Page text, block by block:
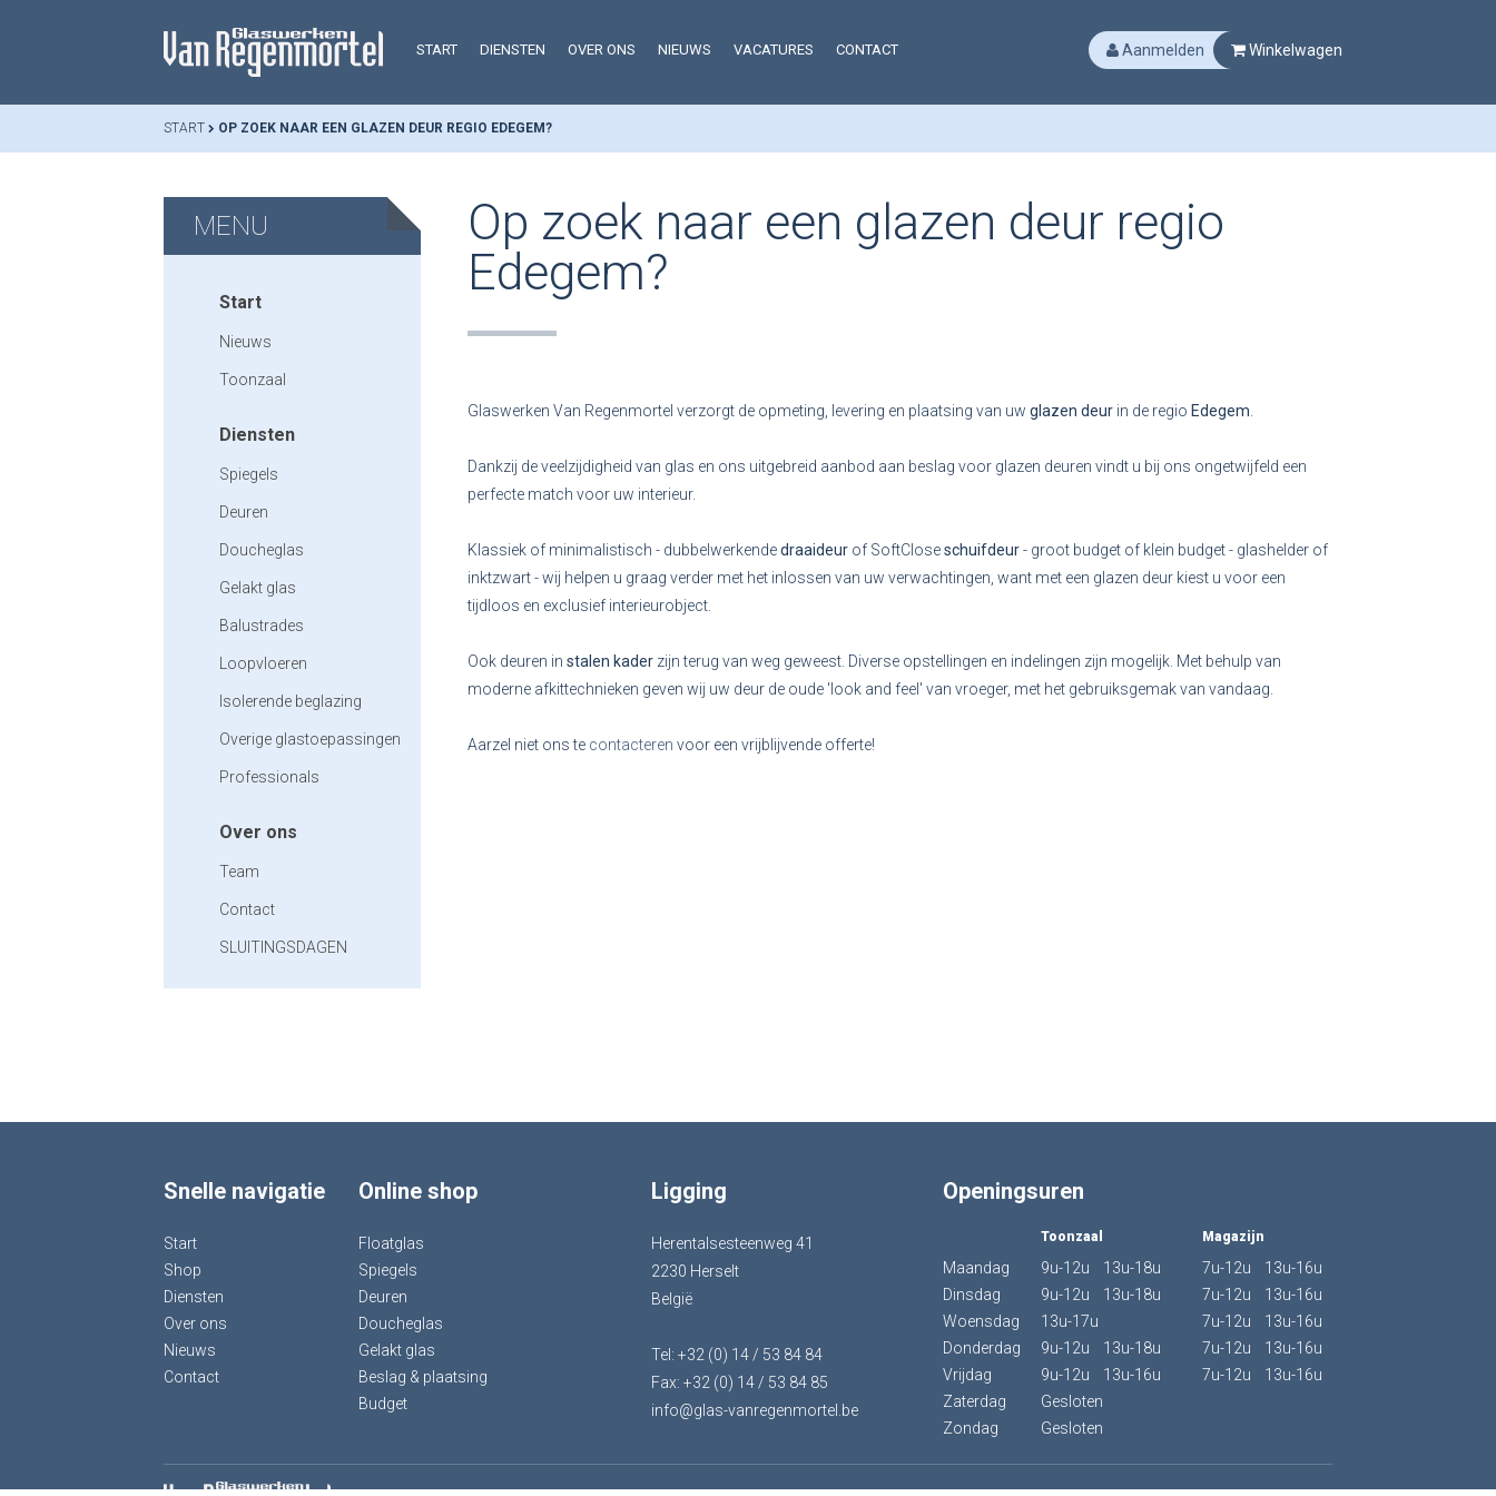
START DIENSTEN OVER ONS NIEUWS VACATURES CONTACT Aanmelden Winkelwagen
START OP ZOEK NAAR EEN GLAZEN DEUR REGIO EDEGEM?
MENU
Start
Nieuws
Toonzaal
Diensten
Spiegels
Deuren
Doucheglas
Gelakt glas
Balustrades
Loopvloeren
Isolerende beglazing
Overige glastoepassingen
Professionals
Over ons
Team
Contact
SLUITINGSDAGEN
Op zoek naar een glazen deur regio
Edegem?
Glaswerken Van Regenmortel verzorgt de opmeting, levering en plaatsing van uw glazen deur in de regio Edegem.
Dankzij de veelzijdigheid van glas en ons uitgebreid aanbod aan beslag voor glazen deuren vindt u bij ons ongetwijfeld een
perfecte match voor uw interieur.
Klassiek of minimalistisch - dubbelwerkendedraaideur of SoftCloseschuifdeur- groot budget of klein budget - glashelder of
inktzwart - wij helpen u graag verder met het inlossen van uw verwachtingen, want met een glazen deur kiest u voor een
tijdloos en exclusief interieurobject.
Ook deuren in stalen kader zijn terug van weg geweest. Diverse opstellingen en indelingen zijn mogelijk. Met behulp van
moderne afkittechnieken geven wij uw deur de oude 'look and feel' van vroeger, met het gebruiksgemak van vandaag.
Aarzel niet ons te contacteren voor een vrijblijvende offerte!
Snelle navigatie
Start
Shop
Diensten
Over ons
Nieuws
Contact
Online shop
Floatglas
Spiegels
Deuren
Doucheglas
Gelakt glas
Beslag & plaatsing
Budget
Ligging
Herentalsesteenweg 41
2230 Herselt
België
Tel: +32 (0) 14 / 53 84 84
Fax: +32 (0) 14 / 53 84 85
info@glas-vanregenmortel.be
Openingsuren
Maandag
Dinsdag
Woensdag
Donderdag
Vrijdag
Zaterdag
Zondag
Toonzaal
9u-12u 13u-18u
9u-12u 13u-18u
13u-17u
9u-12u 13u-18u
9u-12u 13u-16u
Gesloten
Gesloten
Magazijn
7u-12u 13u-16u
7u-12u 13u-16u
7u-12u 13u-16u
7u-12u 13u-16u
7u-12u 13u-16u